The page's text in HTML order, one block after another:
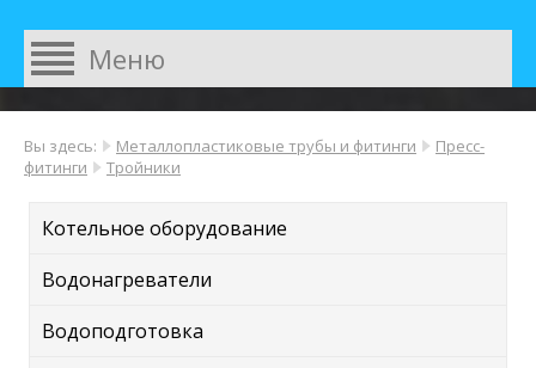
Вы здесь: Металлопластиковые трубы и фитинги
Пресс-
фитинги
Тройники
Котельное оборудование
Водонагреватели
Водоподготовка